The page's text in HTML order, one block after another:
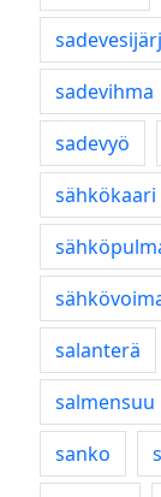
sadevihma
sadevyö
sähkökaari
salanterä
salmensuu
sanko